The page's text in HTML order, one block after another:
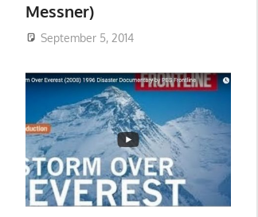
Messner)
September 5, 2014